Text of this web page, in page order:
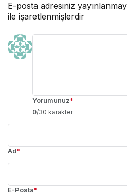
E-posta adresiniz
ile işaretlenmişlerdir
Yorumunuz*
0/30 karakter
Ad*
E-Posta*